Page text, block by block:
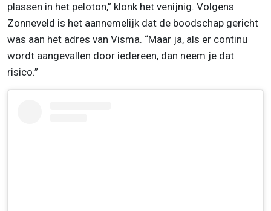
plassen in het peloton,” klonk het venijnig. Volgens
Zonneveld is het aannemelijk dat de boodschap gericht
was aan het adres van Visma. “Maar ja, als er continu
wordt aangevallen door iedereen, dan neem je dat
risico.”